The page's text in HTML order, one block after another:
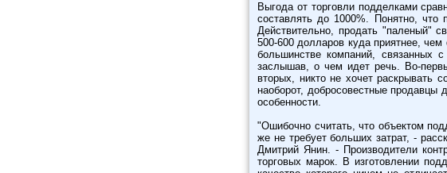
Выгода от торговли подделками
составлять до 1000%. Понятно, что
Действительно, продать "паленый"
500-600 долларов куда приятнее,
большинстве компаний, связанных
заслышав, о чем идет речь. Во-
вторых, никто не хочет раскрывать
наоборот, добросовестные продавцы
особенности.
"Ошибочно считать, что объектом
же не требует больших затрат, -
Дмитрий Янин. - Производители
торговых марок. В изготовлении